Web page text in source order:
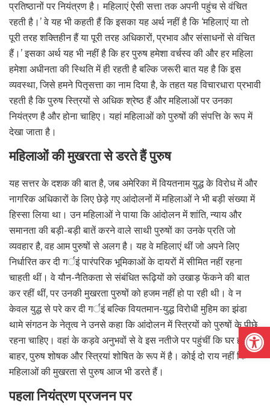
प्रतिष्ठानों पर नियंत्रण है। महिलाएं ऐसी सत्ता तक अपनी पहुंच से वंचित
रहती है।’ वे यह भी कहती हैं कि इसका यह अर्थ नहीं है कि ‘महिलाएं या तो
पूरी तरह शक्तिहीन हैं या पूरी तरह अधिकारों, प्रभाव और संसाधनों से वंचित
हैं।’ इसका अर्थ यह भी नहीं है कि हर पुरुष हमेशा वर्चस्व की और हर महिला
हमेशा अधीनता की स्थिति में ही रहती है बल्कि जरूरी बात यह है कि इस
व्यवस्था, जिसे हमने पितृसत्ता का नाम दिया है, के तहत यह विचारधारा प्रभावी
रहती है कि पुरुष स्त्रियों से अधिक श्रेष्ठ हैं और महिलाओं पर उनका
नियंत्रण है और होना चाहिए। यहां महिलाओं को पुरुषों की संपत्ति के रूप में
देखा जाता है।
महिलाओं की मुखरता से डरते हैं पुरुष
यह सत्तर के दशक की बात है, जब अमेरिका में वियतनाम युद्ध के विरोध में और
नागरिक अधिकारों के लिए छेड़े गए आंदोलनों में महिलाओं ने भी बड़ी संख्या में
हिस्सा लिया था। उन महिलाओं ने पाया कि आंदोलन में शांति, न्याय और
समानता की बड़ी-बड़ी बातें करने वाले साथी पुरुषों का उनके प्रति जो
व्यवहार है, वह आम पुरुषों से अलग है। यह वे महिलाएं थीं जो अपने लिए
निर्धारित कर दी गर्इं पारंपरिक भूमिकाओं के दायरों में सीमित नहीं रहना
चाहती थीं। वे यौन-नैतिकता से संबंधित रूढ़ियों को उखाड़ फेंकने की बात
कर रहीं थीं, पर उनकी मुखरता पुरुषों को हजम नहीं हो पा रही थी। वे न
केवल युद्ध से परे कर दी गर्इं बल्कि वियतमान-युद्ध विरोधी मुहिम का झंडा
थामे संगठन के नेतृत्व ने उनसे कहा कि आंदोलन में स्त्रियों को पुरुषों के पीछे
रहना चाहिए। वहां के कड़वे अनुभवों से वे इस नतीजे पर पहुंचीं कि घर हो या
बाहर, पुरुष शोषक और स्त्रियां शोषित के रूप में है। कोई दो राय नहीं कि
महिलाओं की मुखरता से पुरुष आज भी डरते हैं।
पहला नियंत्रण प्रजनन पर